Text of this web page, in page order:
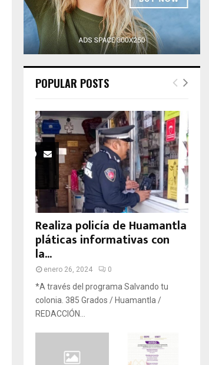
POPULAR POSTS
Realiza policía de Huamantla
pláticas informativas con
la...
enero 26, 2024 0
*A través del programa Salvando tu
colonia. 385 Grados / Huamantla /
REDACCIÓN...